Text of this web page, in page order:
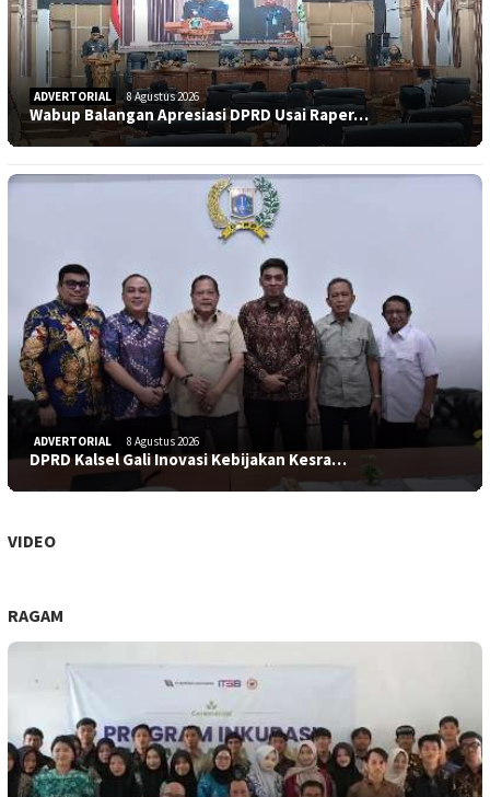
ADVERTORIAL 8 Agustus 2026
Wabup Balangan Apresiasi DPRD Usai Raper…
ADVERTORIAL 8 Agustus 2026
DPRD Kalsel Gali Inovasi Kebijakan Kesra…
VIDEO
RAGAM